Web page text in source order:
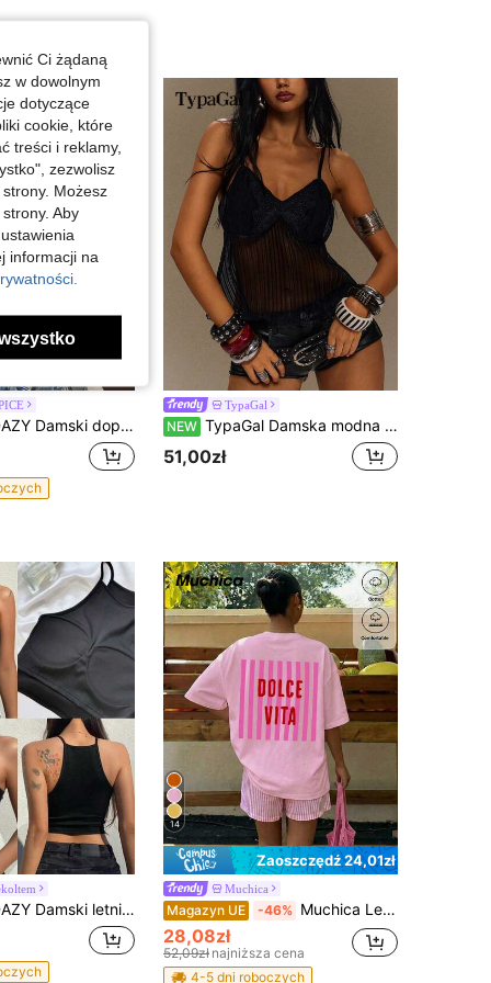
dopasowany casualowy top na ramiączkach w jednolitym kolorze na wakacje i lato
TypaGal
NEW TypaGal Damska modna seksowna kamizelka na ramiączkach z kontrastową koronką
51,00zł
letni casualowy top na ramiączkach z wbudowanym usztywnianym biustonoszem, seksowny i wygodny krótki top wyjściowy
14
Zaoszczędź 24,01zł
Muchica
Magazyn UE -46% Muchica Letnia nowość, różowa, w paski, luźna koszulka z nadrukiem i napisem, swobodny, minimalistyczny wzór, okrągły dekolt, krótki rękaw, luźny krój, damska koszulka, odpowiednia na codzienne dojazdy do pracy, randki, spotkania, jesień/zimę/lato, Boże Narodzenie, Nowy Rok, Święto Dziękczynienia, imprezę, wesele, plażę, ukończenie szkoły, modę, elegancję, swobodę, wyjście, randkę, rezerwację, dojazd do pracy, błyszczącą, walentynki, elegancję, wakacje, swobodę, Y2K, wyjście, ukończenie szkoły i inne okazje.
28,08zł
52,09zł najniższa cena
4-5 dni roboczych
Ci żądaną
w dowolnym
dotyczące
cookie, które
treści i reklamy,
zezwolisz
Możesz
Aby
informacji na